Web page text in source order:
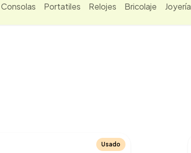
Consolas Portatiles Relojes Bricolaje Joyería
Usado